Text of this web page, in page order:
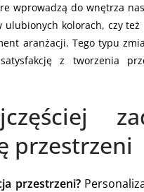
wprowadzą do wnętrza
ulubionych kolorach, czy
aranżacji. Tego typu
z tworzenia
przestrzeni
przestrzeni?